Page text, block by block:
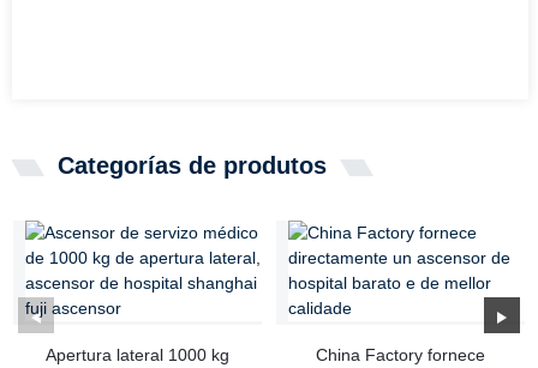
Categorías de produtos
Apertura lateral 1000 kg
China Factory fornece